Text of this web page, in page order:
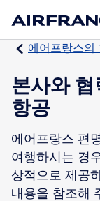
에어프랑스의
본사와
항공
에어프랑스 편
여행하시는 경
상적으로 제공
내용을 참조해